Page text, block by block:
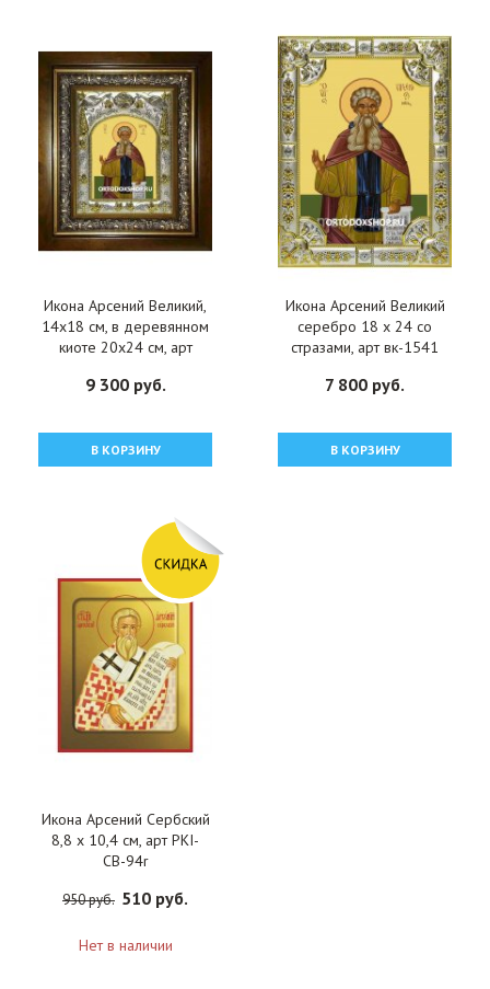
Икона Арсений Великий,
14x18 см, в деревянном
киоте 20х24 см, арт
9 300 руб.
В КОРЗИНУ
Икона Арсений Великий
серебро 18 х 24 со
стразами, арт вк-1541
7 800 руб.
В КОРЗИНУ
Икона Арсений Сербский
8,8 х 10,4 см, арт PKI-
СВ-94r
950 руб. 510 руб.
Нет в наличии